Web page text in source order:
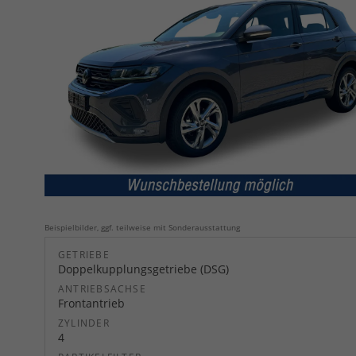
Beispielbilder, ggf. teilweise mit Sonderausstattung
GETRIEBE
Doppelkupplungsgetriebe (DSG)
ANTRIEBSACHSE
Frontantrieb
ZYLINDER
4